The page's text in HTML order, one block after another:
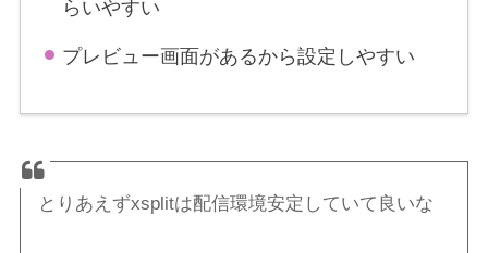
らいやすい
プレビュー画面があるから設定しやすい
とりあえずxsplitは配信環境安定していて良いな